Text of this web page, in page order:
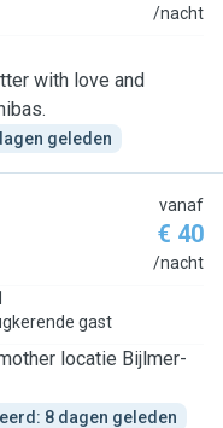
/nacht
with love and
geleden
vanaf
€ 40
/nacht
gast
locatie Bijlmer-
8 dagen geleden